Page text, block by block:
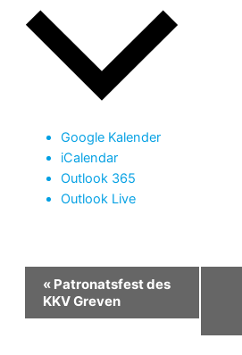
Google Kalender
iCalendar
Outlook 365
Outlook Live
Veranstaltung-
Navigation
« Patronatsfest des
KKV Greven